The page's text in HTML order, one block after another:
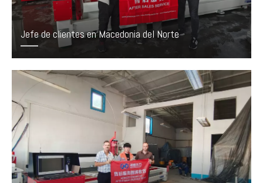
Jefe de clientes en Macedonia del Norte